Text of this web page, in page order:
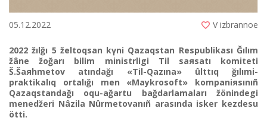
05.12.2022 V izbrannoe
2022 žılğı 5 želtoqsan kүnі Qazaqstan Respublikası Ğılım
žâne žoğarı bіlіm ministrlіgі Tіl saяsatı komitetі
Š.Šaяhmetov atındağı «Tіl-Qazına» ûlttıq ğılımi-
praktikalıq ortalığı men «Maykrosoft» kompaniяsınıñ
Qazaqstandağı oqu-ağartu bağdarlamaları žönіndegі
menedžerі Nâzila Nûrmetovanıñ arasında іsker kezdesu
öttі.